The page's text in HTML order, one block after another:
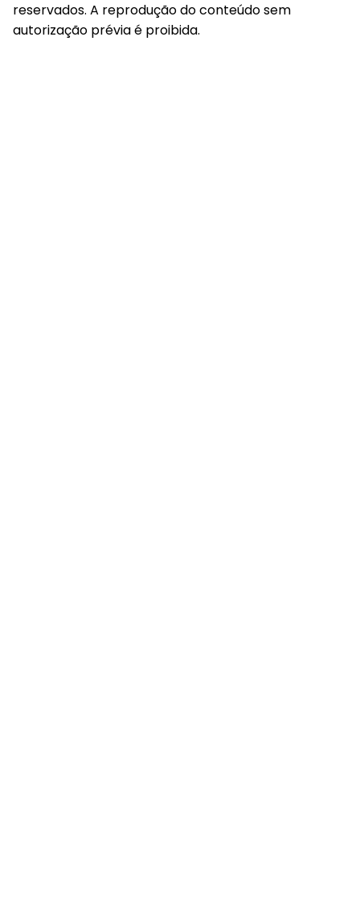
reservados. A reprodução do conteúdo sem
autorização prévia é proibida.